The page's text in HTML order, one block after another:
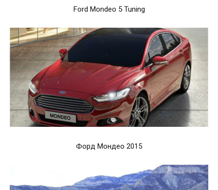
Ford Mondeo 5 Tuning
Форд Мондео 2015